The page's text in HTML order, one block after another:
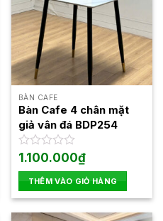
BÀN CAFE
Bàn Cafe 4 chân mặt
giả vân đá BDP254
Được
hạng
0
5
sao
1.100.000₫
THÊM VÀO GIỎ HÀNG